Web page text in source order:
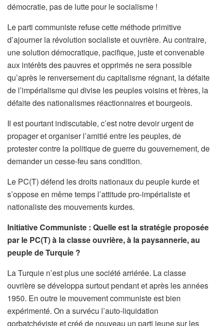
démocratie, pas de lutte pour le socialisme !
Le parti communiste refuse cette méthode primitive
d’ajourner la révolution socialiste et ouvrière. Au contraire,
une solution démocratique, pacifique, juste et convenable
aux intérêts des pauvres et opprimés ne sera possible
qu’après le renversement du capitalisme régnant, la défaite
de l’impérialisme qui divise les peuples voisins et frères, la
défaite des nationalismes réactionnaires et bourgeois.
Il est pourtant indiscutable, c’est notre devoir urgent de
propager et organiser l’amitié entre les peuples, de
protester contre la politique de guerre du gouvernement, de
demander un cesse-feu sans condition.
Le PC(T) défend les droits nationaux du peuple kurde et
s’oppose en même temps l’attitude pro-impérialiste et
nationaliste des mouvements kurdes.
Initiative Communiste : Quelle est la stratégie proposée
par le PC(T) à la classe ouvrière, à la paysannerie, au
peuple de Turquie ?
La Turquie n’est plus une société arriérée. La classe
ouvrière se développa surtout pendant et après les années
1950. En outre le mouvement communiste est bien
expérimenté. On a survécu l’auto-liquidation
gorbatchéviste et créé de nouveau un parti jeune sur les